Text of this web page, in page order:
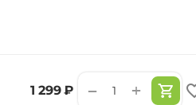
‍1 299‍ ₽ +
−